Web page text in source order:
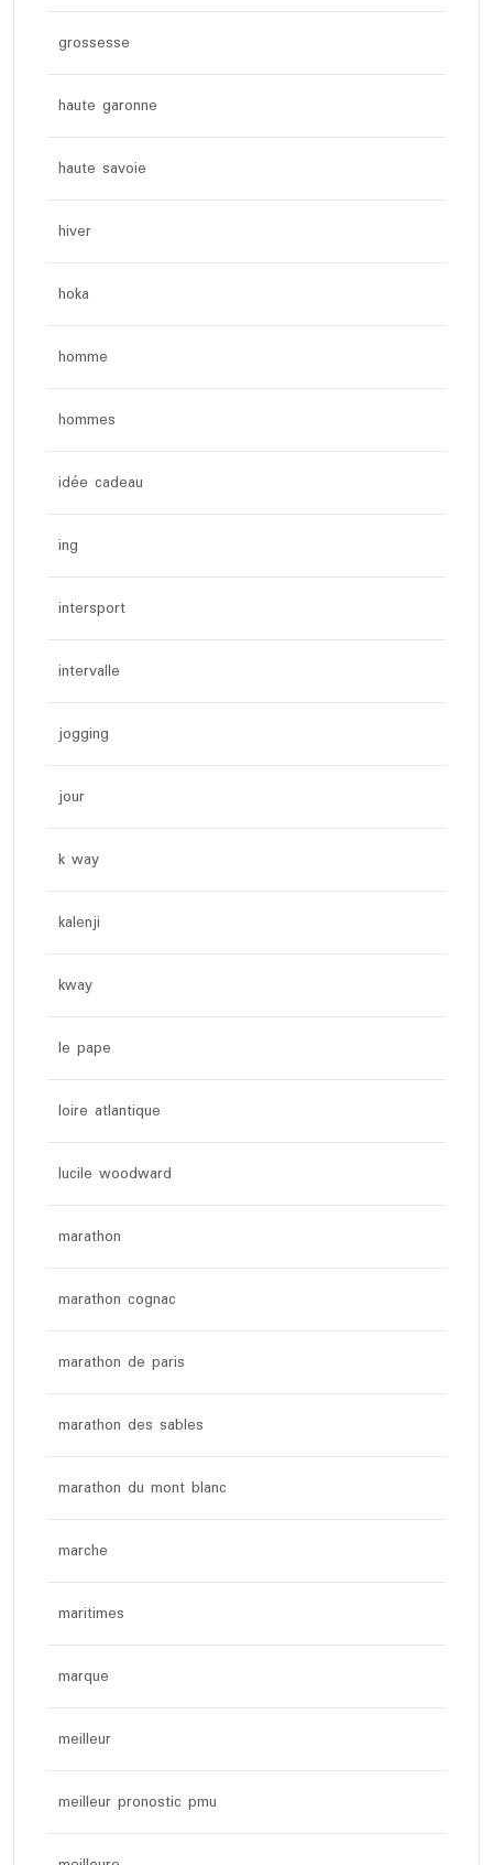
grossesse
haute garonne
haute savoie
hiver
hoka
homme
hommes
idée cadeau
ing
intersport
intervalle
jogging
jour
k way
kalenji
kway
le pape
loire atlantique
lucile woodward
marathon
marathon cognac
marathon de paris
marathon des sables
marathon du mont blanc
marche
maritimes
marque
meilleur
meilleur pronostic pmu